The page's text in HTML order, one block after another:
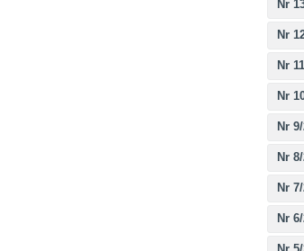
Nr
Nr
Nr
Nr
Nr
Nr
Nr
Nr